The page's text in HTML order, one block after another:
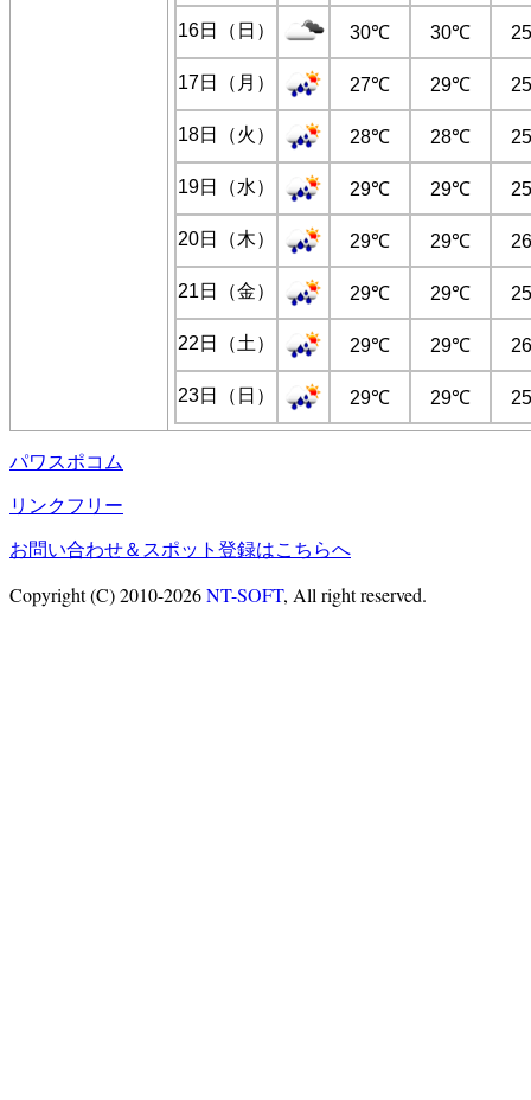
16日（日） 30℃ 30℃
17日（月） 27℃ 29℃
18日（火） 28℃ 28℃
19日（水） 29℃ 29℃
20日（木） 29℃ 29℃
21日（金） 29℃ 29℃
22日（土） 29℃ 29℃
23日（日） 29℃ 29℃
パワスポコム
リンクフリー
お問い合わせ＆スポット登録はこちらへ
Copyright (C) 2010-2026NT-SOFT, All right reserved.